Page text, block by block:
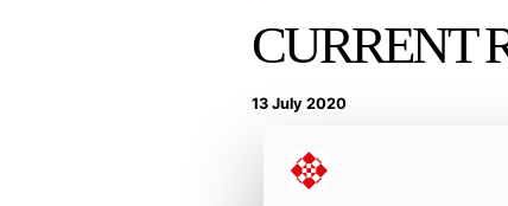
CURRENT
13 July 2020